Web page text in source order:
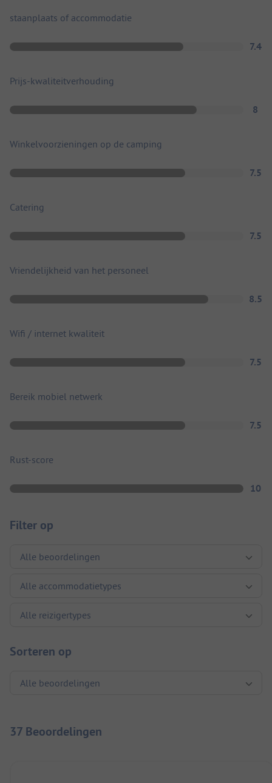
staanplaats of accommodatie
7.4
Prijs-kwaliteitverhouding
8
Winkelvoorzieningen op de camping
7.5
Catering
7.5
Vriendelijkheid van het personeel
8.5
Wifi / internet kwaliteit
7.5
Bereik mobiel netwerk
7.5
Rust-score
10
Filter op
Sorteren op
37 Beoordelingen